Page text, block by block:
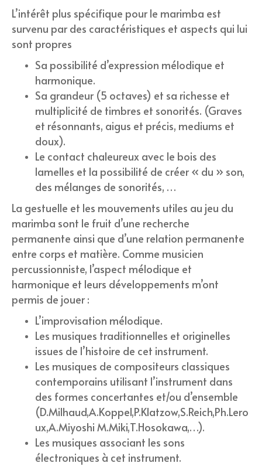
L’intérêt plus spécifique pour le marimba est
survenu par des caractéristiques et aspects qui lui
sont propres
Sa possibilité d’expression mélodique et
harmonique.
Sa grandeur (5 octaves) et sa richesse et
multiplicité de timbres et sonorités. (Graves
et résonnants, aigus et précis, mediums et
doux).
Le contact chaleureux avec le bois des
lamelles et la possibilité de créer « du » son,
des mélanges de sonorités, …
La gestuelle et les mouvements utiles au jeu du
marimba sont le fruit d’une recherche
permanente ainsi que d’une relation permanente
entre corps et matière. Comme musicien
percussionniste, l’aspect mélodique et
harmonique et leurs développements m’ont
permis de jouer :
L’improvisation mélodique.
Les musiques traditionnelles et originelles
issues de l’histoire de cet instrument.
Les musiques de compositeurs classiques
contemporains utilisant l’instrument dans
des formes concertantes et/ou d’ensemble
(D.Milhaud,A.Koppel,P.Klatzow,S.Reich,Ph.Lero
ux,A.Miyoshi M.Miki,T.Hosokawa,…).
Les musiques associant les sons
électroniques à cet instrument.